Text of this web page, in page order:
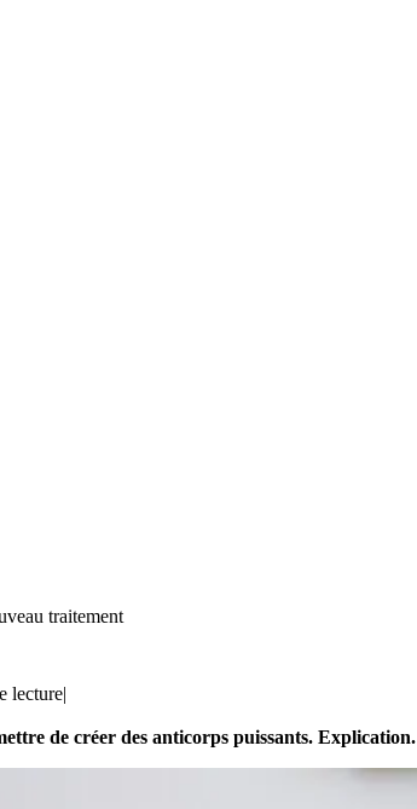
traitement
lecture|
de créer des anticorps puissants. Explication.